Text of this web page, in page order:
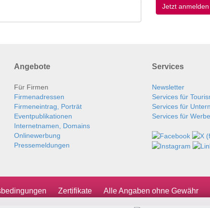
Angebote
Für Firmen
Firmenadressen
Firmeneintrag, Porträt
Eventpublikationen
Internetnamen, Domains
Onlinewerbung
Pressemeldungen
Services
Newsletter
Services für
Services für
Services für
Zertifikate Alle Angaben ohne Gewähr